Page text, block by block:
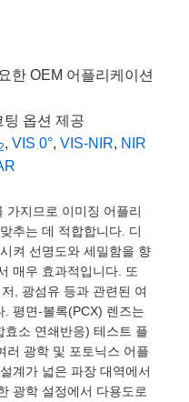
한 OEM 어플리케이션
팅 옵션 제공
, VIS 0°, VIS-NIR, NIR
가지므로 이미징 어플리
추는 데 적합합니다. 디
켜 선명도와 세밀함을 향
매우 효과적입니다. 또
, 광섬유 등과 관련된 여
. 평면-볼록(PCX) 렌즈는
효소 연쇄반응) 테스트 플
러 광학 및 포토닉스 어플
계가 넓은 파장 대역에서
광학 설정에서 다용도로